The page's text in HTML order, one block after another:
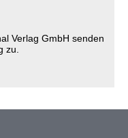
Verlag GmbH senden
zu.